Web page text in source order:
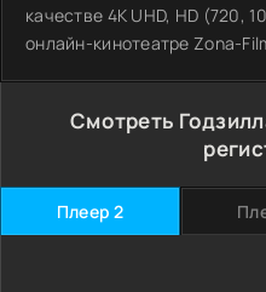
качестве 4K UHD, HD (720,
онлайн-кинотеатре Zona-
Смотреть
Плеер 2